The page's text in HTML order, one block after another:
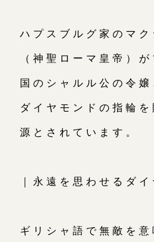
ハプスブルグ家のマ
（神聖ローマ皇帝）
国のシャルル公の令
ダイヤモンドの指輪
源とされています。
｜永遠を思わせるダ
ギリシャ語で無敵を